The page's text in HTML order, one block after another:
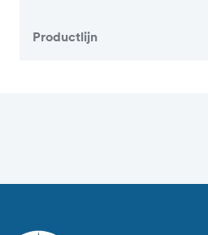
Productlijn